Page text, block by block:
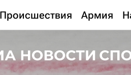
Происшествия Армия